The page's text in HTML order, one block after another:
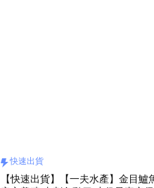
快速出貨
【快速出貨】【一夫水產】金目鱸